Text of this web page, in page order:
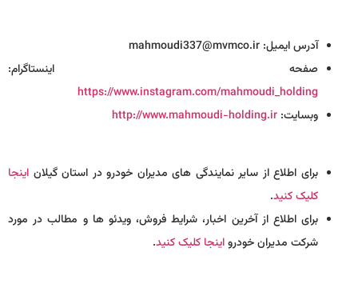
آدرس ایمیل: mahmoudi337@mvmco.ir
صفحه اینستا‌گرام:
https://www.instagram.com/mahmoudi_holding
وبسایت:http://www.mahmoudi-holding.ir
برای اطلاع از سایر نمایندگی های مدیران خودرو در استان گیلاناینجا
کلیک کنید.
برای اطلاع از آخرین اخبار، شرایط فروش، ویدئو ها و مطالب در مورد
شرکت مدیران خودرواینجا کلیک کنید.